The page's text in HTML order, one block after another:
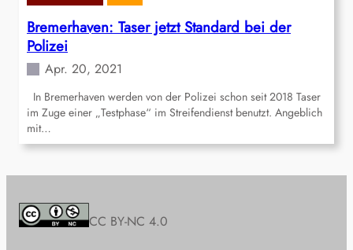
Bremerhaven: Taser jetzt Standard bei der
Polizei
Apr. 20, 2021
In Bremerhaven werden von der Polizei schon seit 2018 Taser
im Zuge einer „Testphase“ im Streifendienst benutzt. Angeblich
mit…
CC BY-NC 4.0